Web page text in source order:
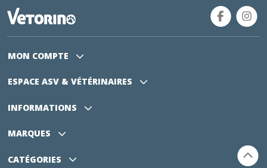
MON COMPTE
ESPACE ASV & VÉTÉRINAIRES
INFORMATIONS
MARQUES
CATÉGORIES